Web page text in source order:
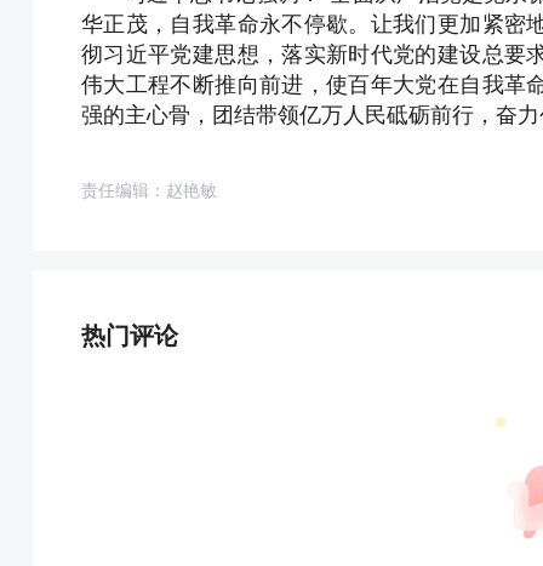
华正茂，自我革命永不停歇。让我们更加紧密
彻习近平党建思想，落实新时代党的建设总要
伟大工程不断推向前进，使百年大党在自我革
强的主心骨，团结带领亿万人民砥砺前行，奋
责任编辑：赵艳敏
热门评论